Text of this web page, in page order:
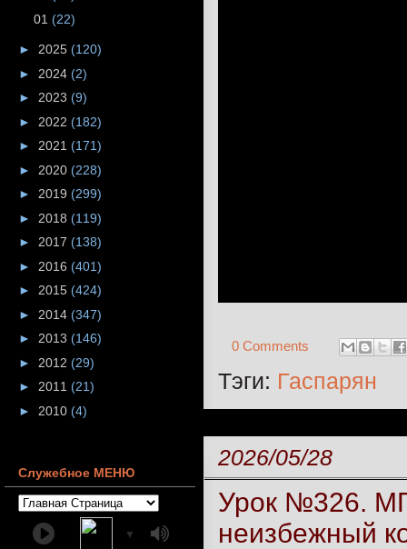
0 Comments
Тэги: Гаспарян
2026/05/28
Урок №326.
неизбежный
01 (22)
► 2025 (120)
► 2024 (2)
► 2023 (9)
► 2022 (182)
► 2021 (171)
► 2020 (228)
► 2019 (299)
► 2018 (119)
► 2017 (138)
► 2016 (401)
► 2015 (424)
► 2014 (347)
► 2013 (146)
► 2012 (29)
► 2011 (21)
► 2010 (4)
Служебное МЕНЮ
▼